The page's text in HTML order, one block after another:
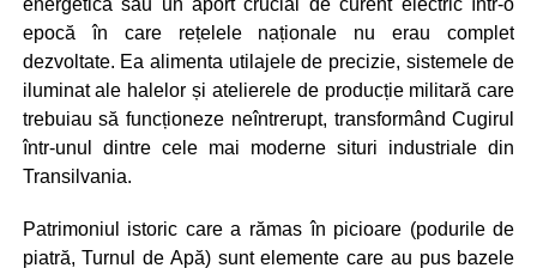
energetică sau un aport crucial de curent electric într-o
epocă în care rețelele naționale nu erau complet
dezvoltate. Ea alimenta utilajele de precizie, sistemele de
iluminat ale halelor și atelierele de producție militară care
trebuiau să funcționeze neîntrerupt, transformând Cugirul
într-unul dintre cele mai moderne situri industriale din
Transilvania.
Patrimoniul istoric care a rămas în picioare (podurile de
piatră, Turnul de Apă) sunt elemente care au pus bazele